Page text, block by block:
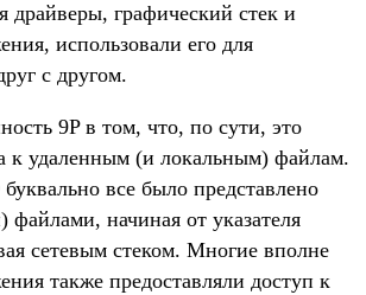
драйверы, графический стек и
использовали его для
с другом.
9P в том, что, по сути, это
к удаленным (и локальным) файлам.
все было представлено
файлами, начиная от указателя
сетевым стеком. Многие вполне
также предоставляли доступ к